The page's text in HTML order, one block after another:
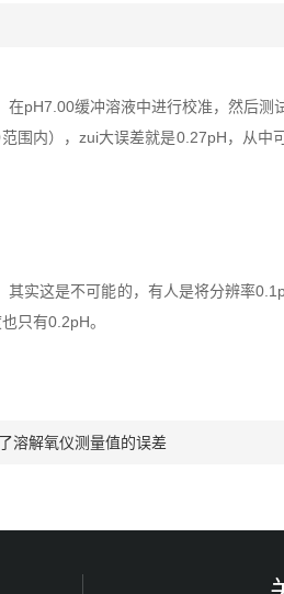
缓冲溶液中进行校准，然后测
围内），zui大误差就是0.27pH，从中
实这是不可能的，有人是将分辨率
只有0.2pH。
溶解氧仪测量值的误差